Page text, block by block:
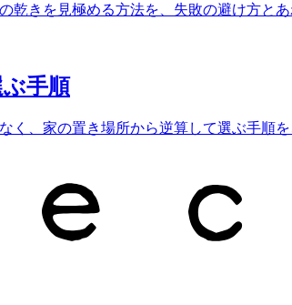
きを見極める方法を、失敗の避け方とあ
手順
、家の置き場所から逆算して選ぶ手順